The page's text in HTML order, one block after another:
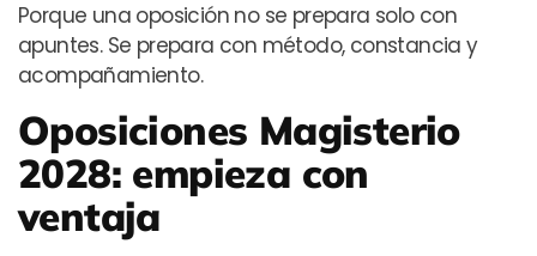
Porque una oposición no se prepara solo con
apuntes. Se prepara con método, constancia y
acompañamiento.
Oposiciones Magisterio
2028: empieza con
ventaja